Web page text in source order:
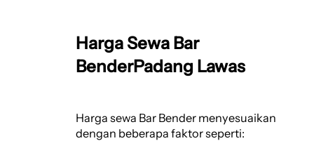
Harga Sewa Bar
BenderPadang Lawas
Harga sewa Bar Bender menyesuaikan
dengan beberapa faktor seperti: